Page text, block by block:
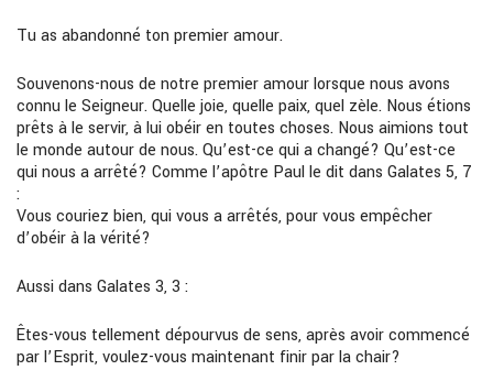
Tu as abandonné ton premier amour.
Souvenons-nous de notre premier amour lorsque nous avons
connu le Seigneur. Quelle joie, quelle paix, quel zèle. Nous étions
prêts à le servir, à lui obéir en toutes choses. Nous aimions tout
le monde autour de nous. Qu’est-ce qui a changé? Qu’est-ce
qui nous a arrêté? Comme l’apôtre Paul le dit dans Galates 5, 7
:
Vous couriez bien, qui vous a arrêtés, pour vous empêcher
d’obéir à la vérité?
Aussi dans Galates 3, 3 :
Êtes-vous tellement dépourvus de sens, après avoir commencé
par l’Esprit, voulez-vous maintenant finir par la chair?